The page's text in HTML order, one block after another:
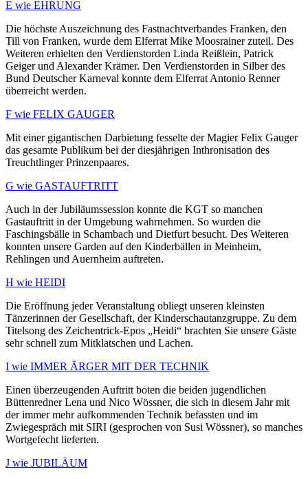
E wie EHRUNG
Die höchste Auszeichnung des Fastnachtverbandes Franken, den
Till von Franken, wurde dem Elferrat Mike Moosrainer zuteil. Des
Weiteren erhielten den Verdienstorden Linda Reißlein, Patrick
Geiger und Alexander Krämer. Den Verdienstorden in Silber des
Bund Deutscher Karneval konnte dem Elferrat Antonio Renner
überreicht werden.
F wie FELIX GAUGER
Mit einer gigantischen Darbietung fesselte der Magier Felix Gauger
das gesamte Publikum bei der diesjährigen Inthronisation des
Treuchtlinger Prinzenpaares.
G wie GASTAUFTRITT
Auch in der Jubiläumssession konnte die KGT so manchen
Gastauftritt in der Umgebung wahrnehmen. So wurden die
Faschingsbälle in Schambach und Dietfurt besucht. Des Weiteren
konnten unsere Garden auf den Kinderbällen in Meinheim,
Rehlingen und Auernheim auftreten.
H wie HEIDI
Die Eröffnung jeder Veranstaltung obliegt unseren kleinsten
Tänzerinnen der Gesellschaft, der Kinderschautanzgruppe. Zu dem
Titelsong des Zeichentrick-Epos „Heidi“ brachten Sie unsere Gäste
sehr schnell zum Mitklatschen und Lachen.
I wie IMMER ÄRGER MIT DER TECHNIK
Einen überzeugenden Auftritt boten die beiden jugendlichen
Büttenredner Lena und Nico Wössner, die sich in diesem Jahr mit
der immer mehr aufkommenden Technik befassten und im
Zwiegespräch mit SIRI (gesprochen von Susi Wössner), so manches
Wortgefecht lieferten.
J wie JUBILÄUM